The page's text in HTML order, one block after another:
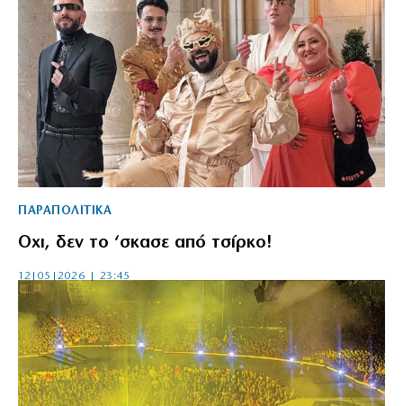
ΠΑΡΑΠΟΛΙΤΙΚΑ
Οχι, δεν το ‘σκασε από τσίρκο!
12|05|2026 | 23:45